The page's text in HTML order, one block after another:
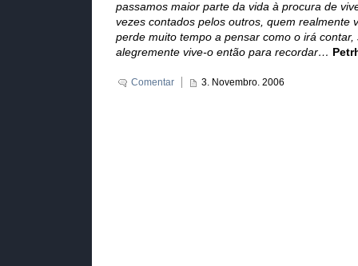
passamos maior parte da vida à procura de
vezes contados pelos outros, quem realmente
perde muito tempo a pensar como o irá
alegremente vive-o então para recordar…
Comentar 3. Novembro. 2006